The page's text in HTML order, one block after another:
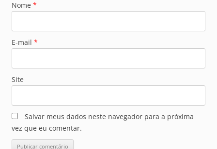
Nome *
E-mail *
Site
Salvar meus dados neste navegador para a próxima
vez que eu comentar.